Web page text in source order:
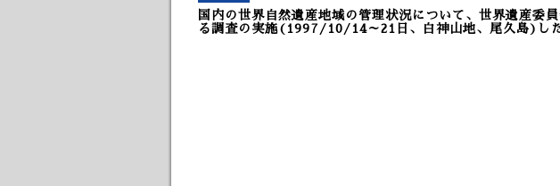
国内の世界自然遺産地域の管理状況について、世界遺産委
る調査の実施(1997/10/14～21日、白神山地、尾久島)し